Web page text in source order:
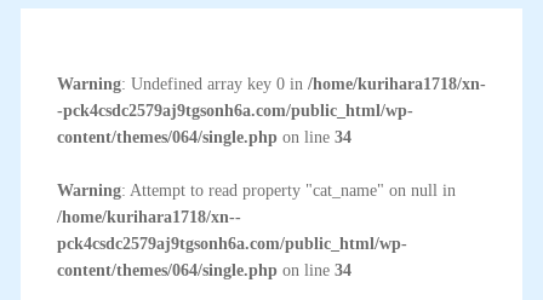
Warning: Undefined array key 0 in /home/kurihara1718/xn-
-pck4csdc2579aj9tgsonh6a.com/public_html/wp-
content/themes/064/single.phpon line 34
Warning: Attempt to read property "cat_name" on null in
/home/kurihara1718/xn--
pck4csdc2579aj9tgsonh6a.com/public_html/wp-
content/themes/064/single.phpon line 34